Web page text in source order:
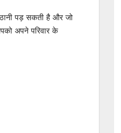
पड़ सकती है और जो
अपने परिवार के